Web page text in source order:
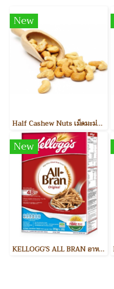
New
Half Cashew Nuts เม็ดมะม่วงหิมพานต์แบ่งครึ่ง
New
KELLOGG’S ALL BRAN อาหารเช้า